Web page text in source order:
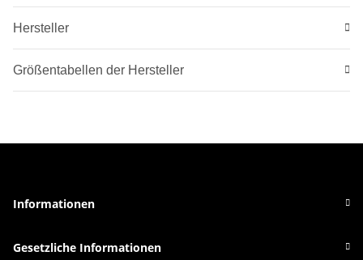
Hersteller
Größentabellen der Hersteller
Informationen
Gesetzliche Informationen